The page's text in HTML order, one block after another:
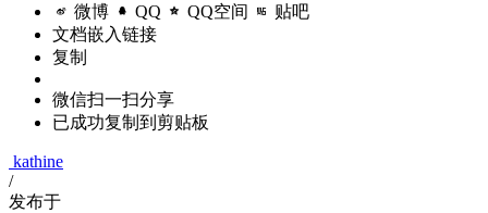
微博 QQ QQ空间 贴吧
文档嵌入链接
复制
微信扫一扫分享
已成功复制到剪贴板
kathine
/
发布于